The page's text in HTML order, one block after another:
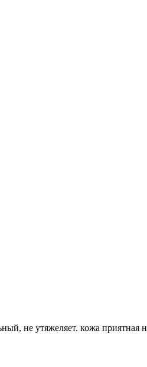
не утяжеляет. кожа приятная